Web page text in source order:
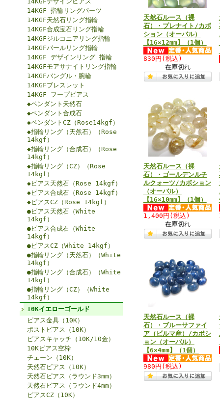
14KGF 指輪リングパーツ
14KGF天然石リング指輪
14KGF合成宝石リング指輪
14KGFジルコニアリング指輪
14KGFパールリング指輪
14KGF デザインリング 指輪
14KGFモアサナイトリング指輪
14KGFバングル・腕輪
14KGFブレスレット
14KGF フープピアス
◆ペンダント天然石
◆ペンダント合成石
◆ペンダントCZ（Rose14kgf）
◆指輪リング（天然石）（Rose
14kgf）
◆指輪リング（合成石）（Rose
14kgf）
◆指輪リング（CZ）（Rose
14kgf）
◆ピアス天然石（Rose 14kgf）
◆ピアス合成石（Rose 14kgf）
◆ピアスCZ（Rose 14kgf）
●ピアス天然石（White
14kgf）
●ピアス合成石（White
14kgf）
●ピアスCZ（White 14kgf）
●指輪リング（天然石）（White
14kgf）
●指輪リング（合成石）（White
14kgf）
●指輪リング（CZ）（White
14kgf）
10Kイエローゴールド
ピアス金具（10K）
ポストピアス（10K）
ピアスキャッチ（10K/10金）
10Kピアス空枠
チェーン（10K）
天然石ピアス（10K）
天然石ピアス（ラウンド3mm）
天然石ピアス（ラウンド4mm）
ピアスCZ（10K）
天然石ルース（裸
石）・プレナイト/カボ
ション（オーバル）
【16×12mm】（1個）
830円 (税込)
在庫切れ
天然石ルース（裸
石）・ゴールデンルチ
ルクォーツ/カボション
（オーバル）
【16×10mm】（1個）
1,400円 (税込)
在庫切れ
天然石ルース（裸
石）・ブルーサファイ
ア（ビルマ産）/カボシ
ョン（オーバル）
【6×4mm】（1個）
980円 (税込)